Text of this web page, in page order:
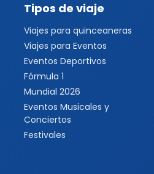
Tipos de viaje
Viajes para quinceaneras
Viajes para Eventos
Eventos Deportivos
Fórmula 1
Mundial 2026
Eventos Musicales y
Conciertos
Festivales